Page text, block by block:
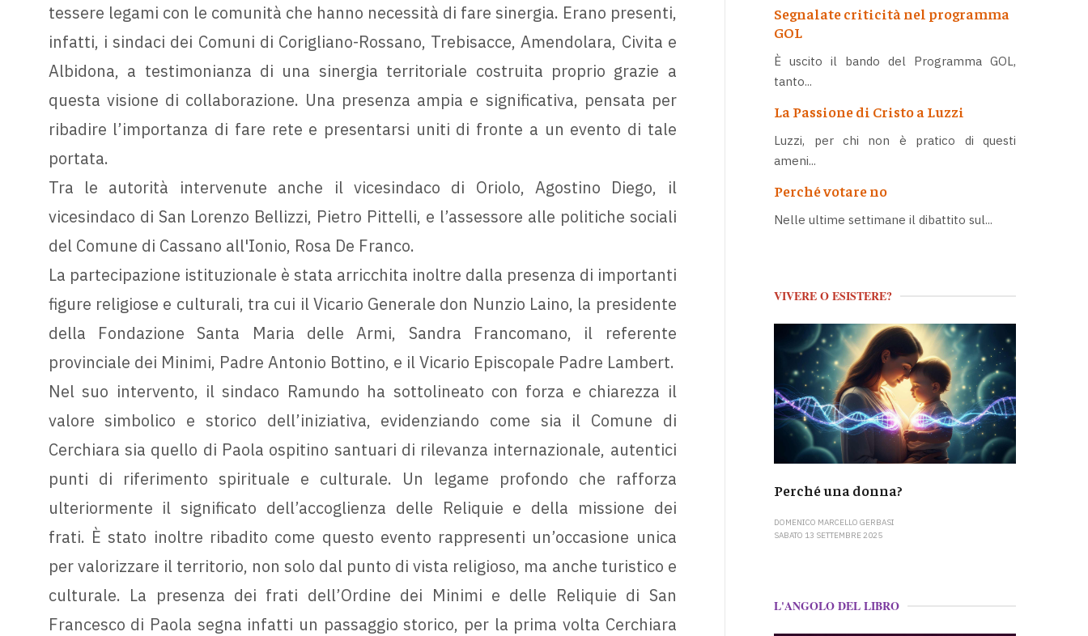
tessere legami con le comunità che hanno necessità di fare sinergia. Erano presenti,
infatti, i sindaci dei Comuni di Corigliano-Rossano, Trebisacce, Amendolara, Civita e
Albidona, a testimonianza di una sinergia territoriale costruita proprio grazie a
questa visione di collaborazione. Una presenza ampia e significativa, pensata per
ribadire l’importanza di fare rete e presentarsi uniti di fronte a un evento di tale
portata.
Tra le autorità intervenute anche il vicesindaco di Oriolo, Agostino Diego, il
vicesindaco di San Lorenzo Bellizzi, Pietro Pittelli, e l’assessore alle politiche sociali
del Comune di Cassano all'Ionio, Rosa De Franco.
La partecipazione istituzionale è stata arricchita inoltre dalla presenza di importanti
figure religiose e culturali, tra cui il Vicario Generale don Nunzio Laino, la presidente
della Fondazione Santa Maria delle Armi, Sandra Francomano, il referente
provinciale dei Minimi, Padre Antonio Bottino, e il Vicario Episcopale Padre Lambert.
Nel suo intervento, il sindaco Ramundo ha sottolineato con forza e chiarezza il
valore simbolico e storico dell’iniziativa, evidenziando come sia il Comune di
Cerchiara sia quello di Paola ospitino santuari di rilevanza internazionale, autentici
punti di riferimento spirituale e culturale. Un legame profondo che rafforza
ulteriormente il significato dell’accoglienza delle Reliquie e della missione dei
frati. È stato inoltre ribadito come questo evento rappresenti un’occasione unica
per valorizzare il territorio, non solo dal punto di vista religioso, ma anche turistico e
culturale. La presenza dei frati dell’Ordine dei Minimi e delle Reliquie di San
Francesco di Paola segna infatti un passaggio storico, per la prima volta Cerchiara
Segnalate criticità nel programma
GOL
È uscito il bando del Programma GOL,
tanto...
La Passione di Cristo a Luzzi
Luzzi, per chi non è pratico di questi
ameni...
Perché votare no
Nelle ultime settimane il dibattito sul...
VIVERE O ESISTERE?
Perché una donna?
DOMENICO MARCELLO GERBASI
SABATO 13 SETTEMBRE 2025
L'ANGOLO DEL LIBRO